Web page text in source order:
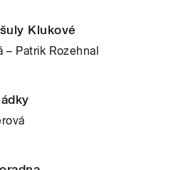
Klukové
– Patrik Rozehnal